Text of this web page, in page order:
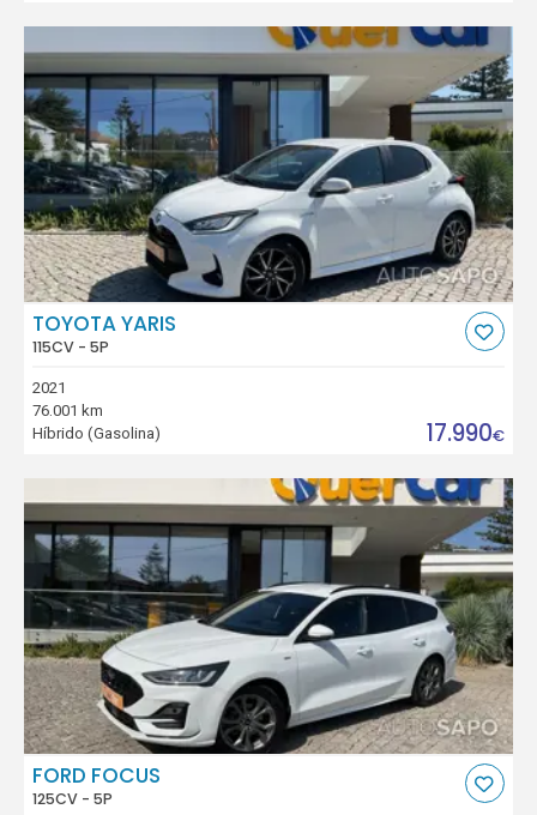
TOYOTA YARIS
115CV - 5P
2021
76.001 km
Híbrido (Gasolina)
17.990€
FORD FOCUS
125CV - 5P